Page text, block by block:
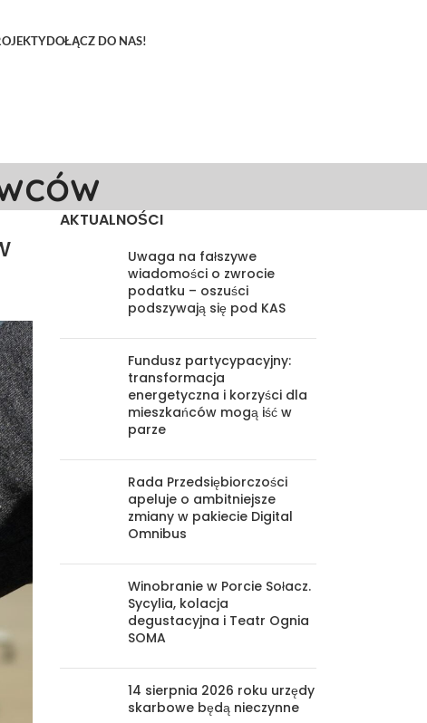
DOŁĄCZ DO NAS!
AKTUALNOŚCI
Uwaga na fałszywe
wiadomości o zwrocie
podatku – oszuści
podszywają się pod KAS
Fundusz partycypacyjny:
transformacja
energetyczna i korzyści dla
mieszkańców mogą iść w
parze
Rada Przedsiębiorczości
apeluje o ambitniejsze
zmiany w pakiecie Digital
Omnibus
Winobranie w Porcie Sołacz.
Sycylia, kolacja
degustacyjna i Teatr Ognia
SOMA
14 sierpnia 2026 roku urzędy
skarbowe będą nieczynne